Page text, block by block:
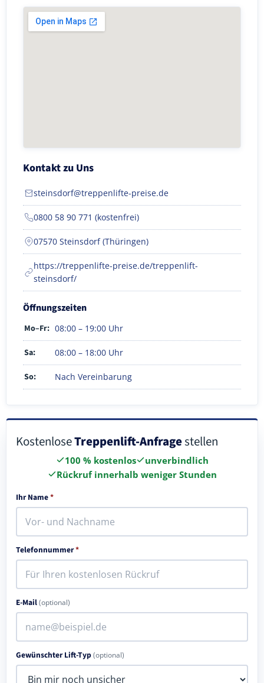
Kontakt zu Uns
steinsdorf@treppenlifte-preise.de
0800 58 90 771 (kostenfrei)
07570 Steinsdorf (Thüringen)
https://treppenlifte-preise.de/treppenlift-
steinsdorf/
Öffnungszeiten
Mo–Fr: 08:00 – 19:00 Uhr
Sa: 08:00 – 18:00 Uhr
So: Nach Vereinbarung
KostenloseTreppenlift-Anfragestellen
100 % kostenlos
unverbindlich
Rückruf innerhalb weniger Stunden
Ihr Name*
Telefonnummer*
E-Mail(optional)
Gewünschter Lift-Typ(optional)